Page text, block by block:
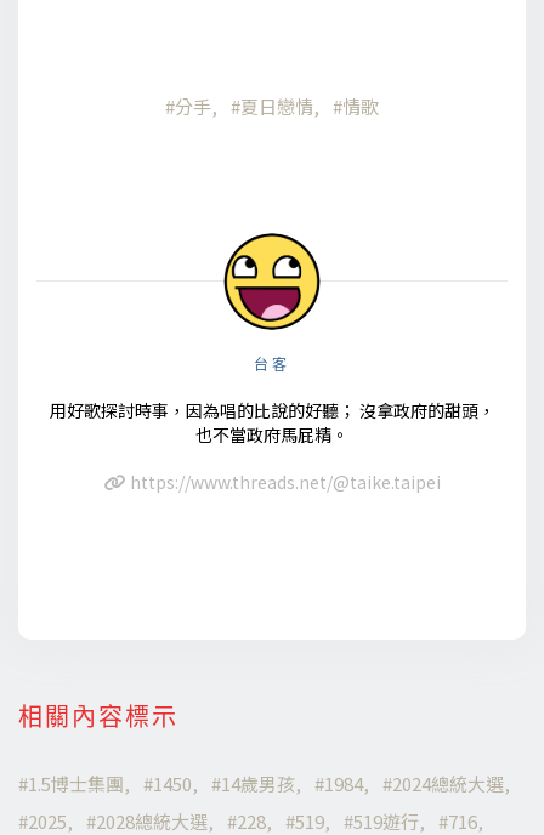
分手 夏日戀情 情歌
台客
用好歌探討時事，因為唱的比說的好聽； 沒拿政府的甜頭，
也不當政府馬屁精。
https://www.threads.net/@taike.taipei
相關內容標示
1.5博士集團 1450 14歲男孩 1984
2024總統大選
2025
2028總統大選 228 519 519遊行
716